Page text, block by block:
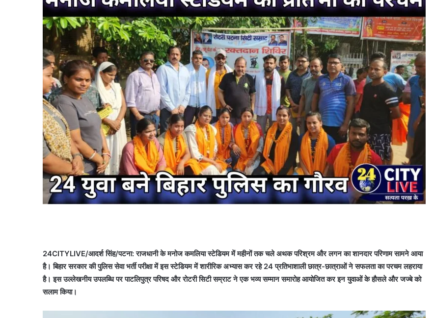
24CITYLIVE/आदर्श सिंह/पटना: राजधानी के मनोज कमलिया स्टेडियम में महीनों तक चले अथक परिश्रम और लगन का शानदार परिणाम सामने आया
है। बिहार सरकार की पुलिस सेवा भर्ती परीक्षा में इस स्टेडियम में शारीरिक अभ्यास कर रहे 24 प्रतिभाशाली छात्र-छात्राओं ने सफलता का परचम लहराया
है। इस उल्लेखनीय उपलब्धि पर पाटलिपुत्र परिषद और रोटरी सिटी सम्राट ने एक भव्य सम्मान समारोह आयोजित कर इन युवाओं के हौसले और जज्बे को
सलाम किया।